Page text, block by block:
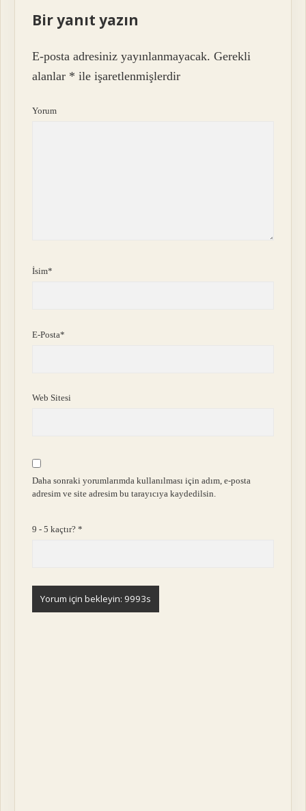
Bir yanıt yazın
E-posta adresiniz yayınlanmayacak. Gerekli
alanlar * ile işaretlenmişlerdir
Yorum
İsim*
E-Posta*
Web Sitesi
Daha sonraki yorumlarımda kullanılması için adım, e-posta
adresim ve site adresim bu tarayıcıya kaydedilsin.
9 - 5 kaçtır?*